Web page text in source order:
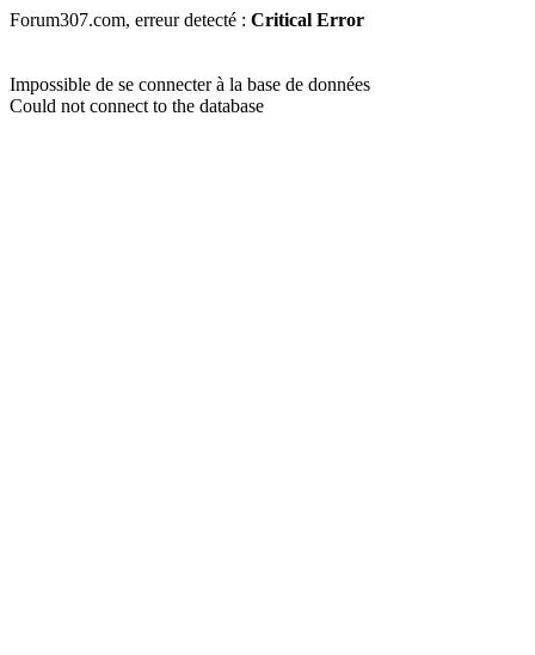
Forum307.com, erreur detecté : Critical Error
Impossible de se connecter à la base de données
Could not connect to the database